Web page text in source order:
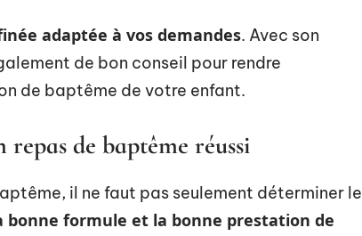
adaptée à vos demandes. Avec son
de bon conseil pour rendre
de baptême de votre enfant.
repas de baptême réussi
il ne faut pas seulement déterminer le
bonne formule et la bonne prestation de